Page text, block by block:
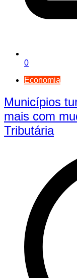
0
Economia
Municípios
mais com
Tributária